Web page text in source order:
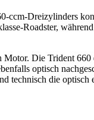
ccm-Dreizylinders
Roadster,
Die Trident
optisch
technisch die